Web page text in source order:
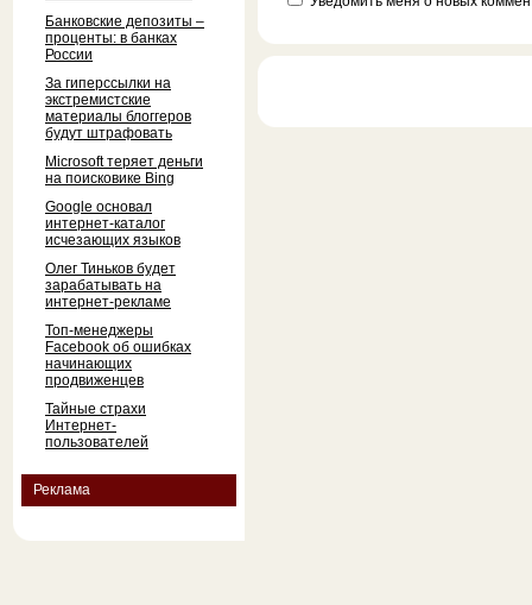
Банковские депозиты –
проценты: в банках
России
За гиперссылки на
экстремистские
материалы блоггеров
будут штрафовать
Microsoft теряет деньги
на поисковике Bing
Google основал
интернет-каталог
исчезающих языков
Олег Тиньков будет
зарабатывать на
интернет-рекламе
Топ-менеджеры
Facebook об ошибках
начинающих
продвиженцев
Тайные страхи
Интернет-
пользователей
Реклама